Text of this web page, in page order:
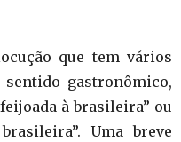
que tem vários
gastronômico,
à brasileira” ou
Uma breve